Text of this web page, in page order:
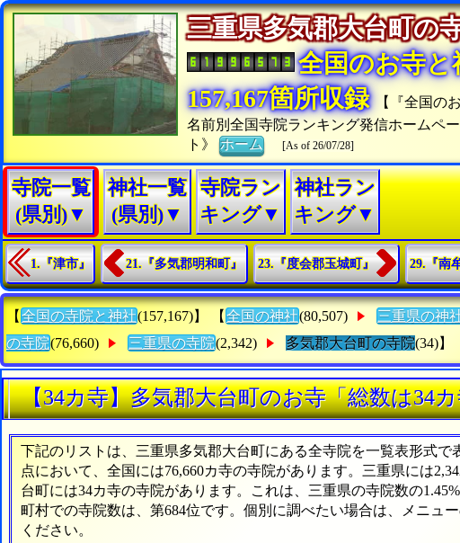
三重県多気郡大台町の
全国のお寺と
157,167箇所収録
【『全国の
名前別全国寺院ランキング発信ホームペ
ト》ホーム [As of 26/07/28]
寺院一覧
(県別)▼
神社一覧
(県別)▼
寺院ラン
キング▼
神社ラン
キング▼
1.『津市』 21.『多気郡明和町』 23.『度会郡玉城町』 29.『南
【 全国の寺院と神社(157,167)】 【 全国の神社(80,507) 三重県の神
の寺院(76,660) 三重県の寺院(2,342) 多気郡大台町の寺院(34)】
【34カ寺】多気郡大台町のお寺「総数は34
下記のリストは、三重県多気郡大台町にある全寺院を一覧表形式で
点において、全国には76,660カ寺の寺院があります。三重県には
台町には34カ寺の寺院があります。これは、三重県の寺院数の
町村での寺院数は、第684位です。個別に調べたい場合は、メニュ
ください。